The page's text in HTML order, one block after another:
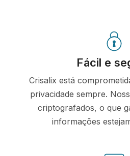
Fácil e
Crisalix está
privacidade sempre.
criptografados, o que
informações